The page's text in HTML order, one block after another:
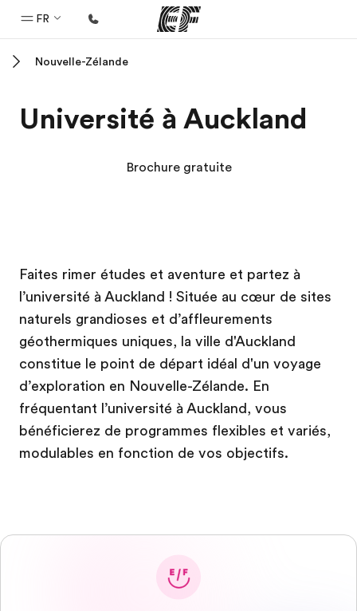
FR
Programmes
Qui sommes-nous ?
EF recrute
Rejoignez nos équipes
Nouvelle-Zélande
Université à Auckland
Brochure gratuite
Faites rimer études et aventure et partez à
l’université à Auckland ! Située au cœur de sites
naturels grandioses et d’affleurements
géothermiques uniques, la ville d'Auckland
constitue le point de départ idéal d'un voyage
d’exploration en Nouvelle-Zélande. En
fréquentant l’université à Auckland, vous
bénéficierez de programmes flexibles et variés,
modulables en fonction de vos objectifs.